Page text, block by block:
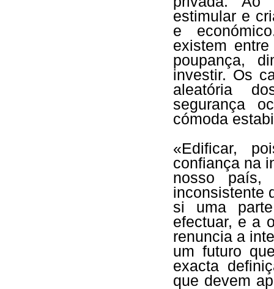
estimular e
e
existem
poupança,
investir. Os
aleatória
segurança
cómoda
«Edificar,
confiança na
nosso
inconsistente
si uma
efectuar, e a
renuncia a
um futuro
exacta
que devem